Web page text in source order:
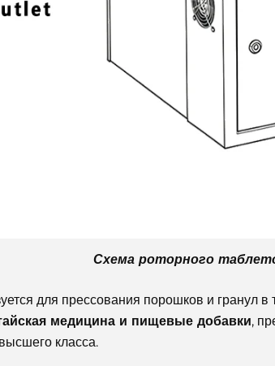
Схема роторного
для прессования порошков и гранул в
медицина и пищевые добавки,
класса.